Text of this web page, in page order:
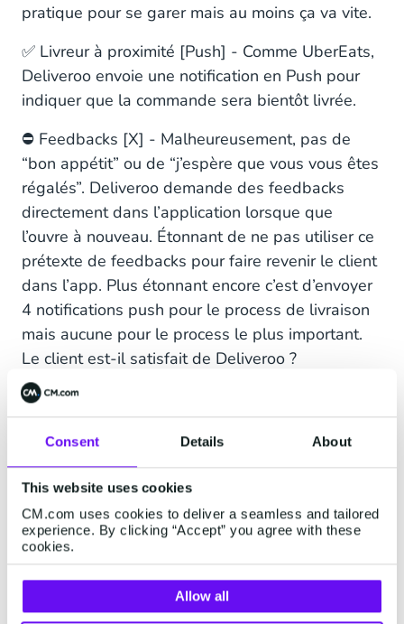
Consent Details About
This website uses cookies
CM.com uses cookies to deliver a seamless and tailored
experience. By clicking “Accept” you agree with these
cookies.
Allow all
pratique pour se garer mais au moins ça va vite.
✅ Livreur à proximité [Push] - Comme UberEats,
Deliveroo envoie une notification en Push pour
indiquer que la commande sera bientôt livrée.
⛔️ Feedbacks [X] - Malheureusement, pas de
“bon appétit” ou de “j’espère que vous vous êtes
régalés”. Deliveroo demande des feedbacks
directement dans l’application lorsque que
l’ouvre à nouveau. Étonnant de ne pas utiliser ce
prétexte de feedbacks pour faire revenir le client
dans l’app. Plus étonnant encore c’est d’envoyer
4 notifications push pour le process de livraison
mais aucune pour le process le plus important.
Le client est-il satisfait de Deliveroo ?
UberEats -
✅ Authentification [SMS]
✅ Validation de la commande [Push]
✅ Prise en charge par le livreur [Push]
✅ Livreur à 1min [Push]